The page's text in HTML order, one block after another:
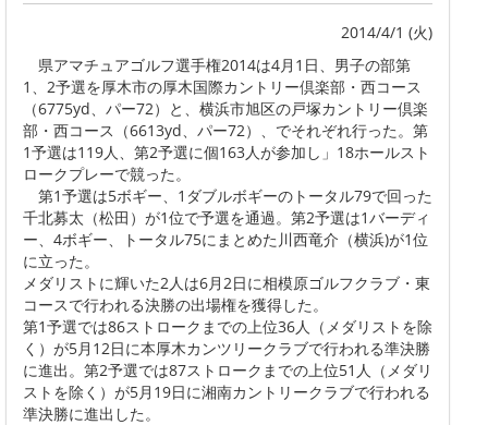
2014/4/1 (火)
県アマチュアゴルフ選手権2014は4月1日、男子の部第
1、2予選を厚木市の厚木国際カントリー倶楽部・西コース
（6775yd、パー72）と、横浜市旭区の戸塚カントリー倶楽
部・西コース（6613yd、パー72）、でそれぞれ行った。第
1予選は119人、第2予選に個163人が参加し」18ホールスト
ロークプレーで競った。
第1予選は5ボギー、1ダブルボギーのトータル79で回った
千北募太（松田）が1位で予選を通過。第2予選は1バーディ
ー、4ボギー、トータル75にまとめた川西竜介（横浜)が1位
に立った。
メダリストに輝いた2人は6月2日に相模原ゴルフクラブ・東
コースで行われる決勝の出場権を獲得した。
第1予選では86ストロークまでの上位36人（メダリストを除
く）が5月12日に本厚木カンツリークラブで行われる準決勝
に進出。第2予選では87ストロークまでの上位51人（メダリ
ストを除く）が5月19日に湘南カントリークラブで行われる
準決勝に進出した。